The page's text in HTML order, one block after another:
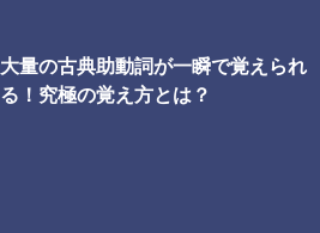
大量の古典助動詞が一瞬で覚えられ
る！究極の覚え方とは？